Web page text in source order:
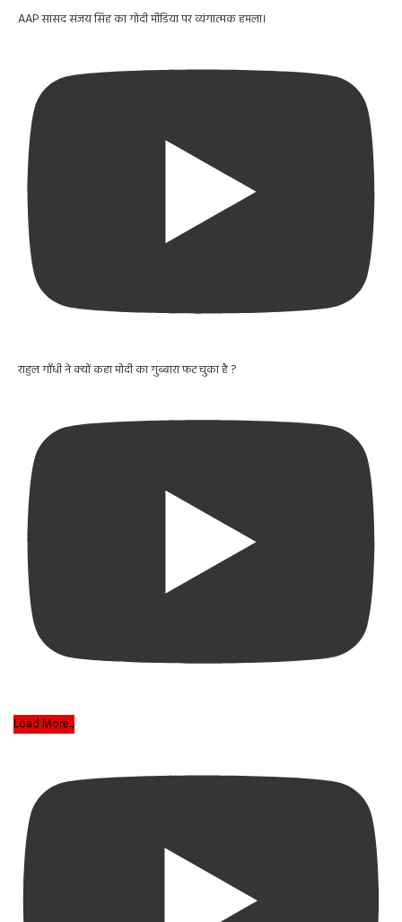
AAP सांसद संजय सिंह का गोदी मीडिया पर व्यंगात्मक हमला।
राहुल गाँधी ने क्यों कहा मोदी का गुब्बारा फट चुका है ?
Load More...